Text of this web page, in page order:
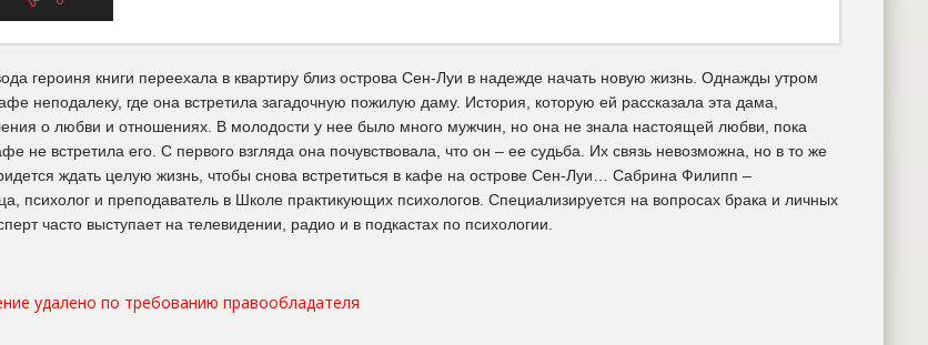
героиня книги переехала в квартиру близ острова Сен-Луи в надежде начать новую жизнь. Однажды утром
неподалеку, где она встретила загадочную пожилую даму. История, которую ей рассказала эта дама,
о любви и отношениях. В молодости у нее было много мужчин, но она не знала настоящей любви, пока
не встретила его. С первого взгляда она почувствовала, что он – ее судьба. Их связь невозможна, но в то же
ждать целую жизнь, чтобы снова встретиться в кафе на острове Сен-Луи… Сабрина Филипп –
психолог и преподаватель в Школе практикующих психологов. Специализируется на вопросах брака и личных
часто выступает на телевидении, радио и в подкастах по психологии.
удалено по требованию правообладателя